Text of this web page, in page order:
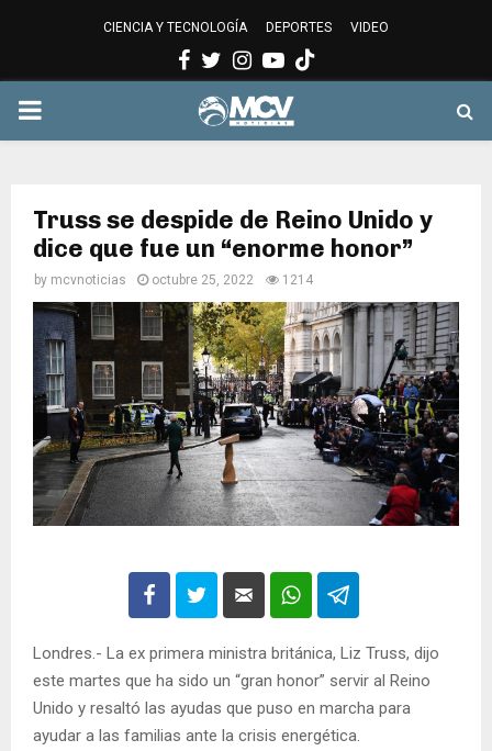
CIENCIA Y TECNOLOGÍA DEPORTES VIDEO
Facebook
Twitter
Instagram
Youtube
PRIMARY
Truss se despide de Reino Unido y
dice que fue un “enorme honor”
by mcvnoticias octubre 25, 2022 1214
Londres.- La ex primera ministra británica, Liz Truss, dijo
este martes que ha sido un “gran honor” servir al Reino
Unido y resaltó las ayudas que puso en marcha para
ayudar a las familias ante la crisis energética.